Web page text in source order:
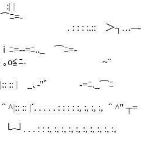
|
:.::￣＞┐…─-
=ﾆ.._ ⌒ﾆ=‐
: : : ｡o≦ﾆ- ￣~¨
‐''゛ ￣ ‐=ﾆ._⌒ﾆ
. : : : : :, :, :, :, ＾^'' ┬=
:, :, :, :, :, :, :, :,